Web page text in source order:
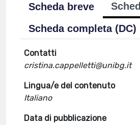
Scheda breve
Scheda completa (DC)
Contatti
cristina.cappelletti@unibg.it
Lingua/e del contenuto
Italiano
Data di pubblicazione